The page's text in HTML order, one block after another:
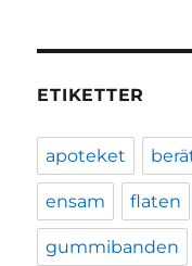
ETIKETTER
apoteket
ensam flaten
gummibanden